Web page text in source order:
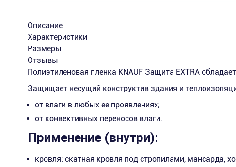
Описание
Характеристики
Размеры
Отзывы
Полиэтиленовая пленка KNAUF Защита EXTRA
Защищает несущий конструктив здания и
от влаги в любых ее проявлениях;
от конвективных переносов влаги.
Применение (внутри):
кровля: скатная кровля под стропилами, мансарда,